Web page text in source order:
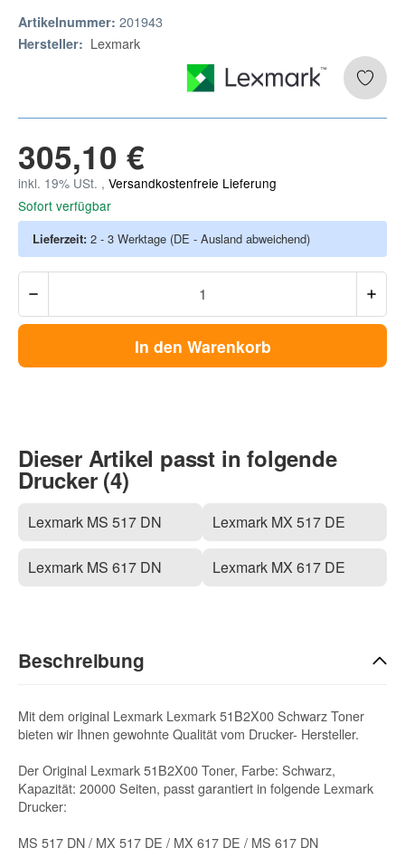
Artikelnummer: 201943
Hersteller: Lexmark
305,10 €
inkl. 19% USt. , Versandkostenfreie Lieferung
Sofort verfügbar
Lieferzeit: 2 - 3 Werktage (DE - Ausland abweichend)
In den Warenkorb
Dieser Artikel passt in folgende
Drucker (4)
Lexmark MS 517 DN
Lexmark MS 617 DN
Lexmark MX 517 DE
Lexmark MX 617 DE
Beschreibung
Mit dem original Lexmark Lexmark 51B2X00 Schwarz Toner
bieten wir Ihnen gewohnte Qualität vom Drucker- Hersteller.
Der Original Lexmark 51B2X00 Toner, Farbe: Schwarz,
Kapazität: 20000 Seiten, passt garantiert in folgende Lexmark
Drucker:
MS 517 DN / MX 517 DE / MX 617 DE / MS 617 DN